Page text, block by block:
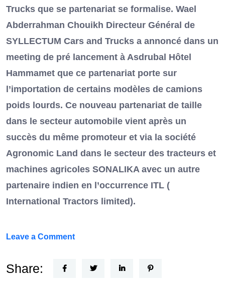
Trucks que se partenariat se formalise. Wael
Abderrahman Chouikh Directeur Général de
SYLLECTUM Cars and Trucks a annoncé dans un
meeting de pré lancement à Asdrubal Hôtel
Hammamet que ce partenariat porte sur
l’importation de certains modèles de camions
poids lourds. Ce nouveau partenariat de taille
dans le secteur automobile vient après un
succès du même promoteur et via la société
Agronomic Land dans le secteur des tracteurs et
machines agricoles SONALIKA avec un autre
partenaire indien en l’occurrence ITL (
International Tractors limited).
Leave a Commenton
Nouvel
Share: